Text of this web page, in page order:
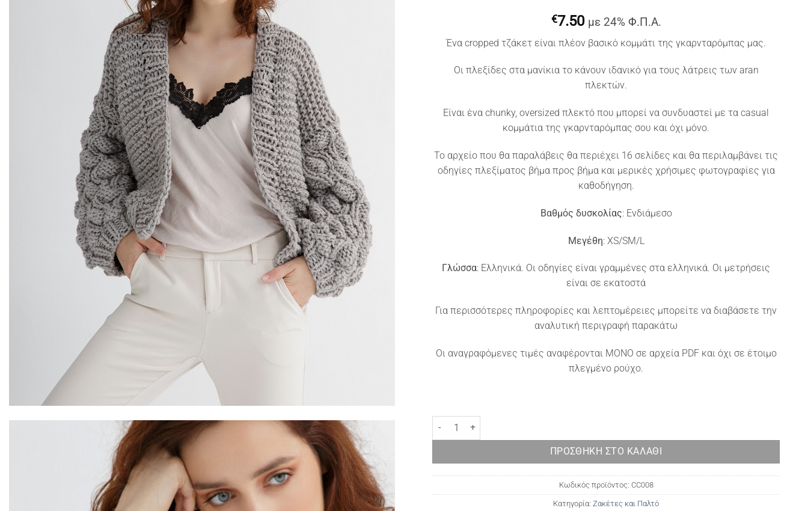
€7.50 με 24% Φ.Π.Α.
Ένα cropped τζάκετ είναι πλέον βασικό κομμάτι της γκαρνταρόμπας μας.
Οι πλεξίδες στα μανίκια το κάνουν ιδανικό για τους λάτρεις των aran
πλεκτών.
Είναι ένα chunky, oversized πλεκτό που μπορεί να συνδυαστεί με τα casual
κομμάτια της γκαρνταρόμπας σου και όχι μόνο.
Το αρχείο που θα παραλάβεις θα περιέχει 16 σελίδες και θα περιλαμβάνει τις
οδηγίες πλεξίματος βήμα προς βήμα και μερικές χρήσιμες φωτογραφίες για
καθοδήγηση.
Βαθμός δυσκολίας: Ενδιάμεσο
Μεγέθη: XS/SM/L
Γλώσσα: Ελληνικά. Οι οδηγίες είναι γραμμένες στα ελληνικά. Οι μετρήσεις
είναι σε εκατοστά
Για περισσότερες πληροφορίες και λεπτομέρειες μπορείτε να διαβάσετε την
αναλυτική περιγραφή παρακάτω
Οι αναγραφόμενες τιμές αναφέρονται ΜΟΝΟ σε αρχεία PDF και όχι σε έτοιμο
πλεγμένο ρούχο.
Πλεκτό cardigan Chloe ποσότητα
ΠΡΟΣΘΉΚΗ ΣΤΟ ΚΑΛΆΘΙ
Κωδικός προϊόντος: CC008
Κατηγορία: Ζακέτες και Παλτό